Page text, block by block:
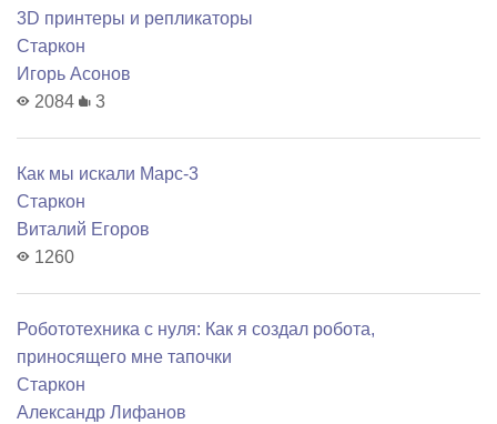
3D принтеры и репликаторы
Старкон
Игорь Асонов
2084
3
Как мы искали Марс-3
Старкон
Виталий Егоров
1260
Робототехника с нуля: Как я создал робота,
приносящего мне тапочки
Старкон
Александр Лифанов